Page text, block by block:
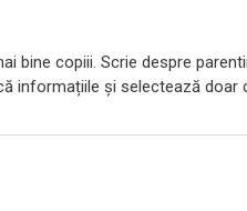
bine copiii. Scrie despre
informațiile și selectează doar